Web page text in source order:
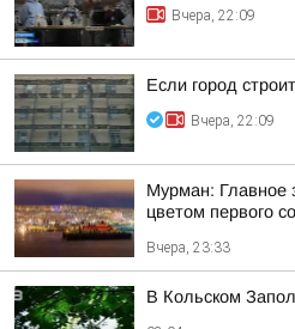
Вчера, 22:09
Если город
Вчера, 22:09
Мурман: Главное
цветом первого
Вчера, 23:33
В Кольском